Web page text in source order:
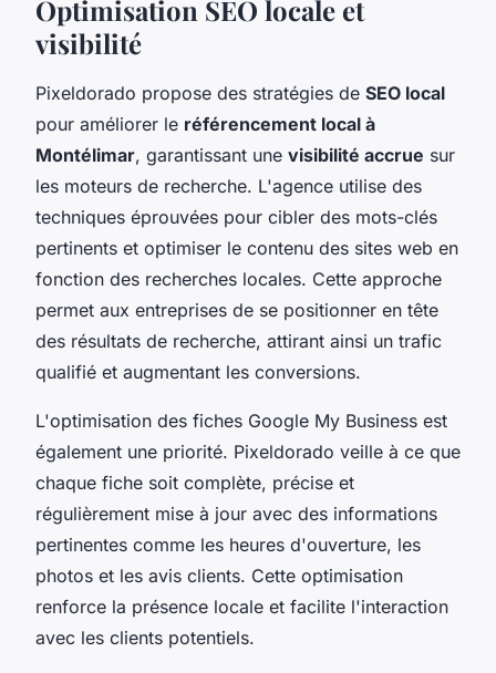
Optimisation SEO locale et
visibilité
Pixeldorado propose des stratégies de SEO local
pour améliorer le référencement local à
Montélimar, garantissant une visibilité accrue sur
les moteurs de recherche. L'agence utilise des
techniques éprouvées pour cibler des mots-clés
pertinents et optimiser le contenu des sites web en
fonction des recherches locales. Cette approche
permet aux entreprises de se positionner en tête
des résultats de recherche, attirant ainsi un trafic
qualifié et augmentant les conversions.
L'optimisation des fiches Google My Business est
également une priorité. Pixeldorado veille à ce que
chaque fiche soit complète, précise et
régulièrement mise à jour avec des informations
pertinentes comme les heures d'ouverture, les
photos et les avis clients. Cette optimisation
renforce la présence locale et facilite l'interaction
avec les clients potentiels.